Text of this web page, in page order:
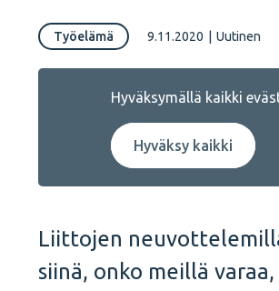
Työelämä 9.11.2020 Uutinen
Hyväksymällä kaikki
Hyväksy kaikki
Liittojen
siinä, onko meillä